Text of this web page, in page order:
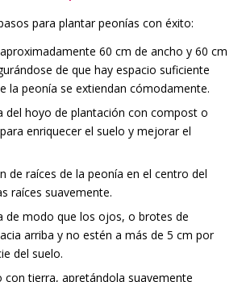
para plantar peonías con éxito:
60 cm de ancho y 60 cm
de que hay espacio suficiente
la peonía se extiendan cómodamente.
del hoyo de plantación con compost o
enriquecer el suelo y mejorar el
de raíces de la peonía en el centro del
raíces suavemente.
de modo que los ojos, o brotes de
arriba y no estén a más de 5 cm por
del suelo.
con tierra, apretándola suavemente